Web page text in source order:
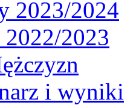
2023/2024
2023
i wyniki